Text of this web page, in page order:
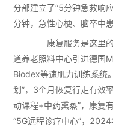
分部建立了“5分钟急救响
分钟，急性心梗、脑卒中
康复服务是这里的
道养老照料中心引进德国
Biodex等速肌力训练系统
划”，3个月恢复行走有效
动课程+中药熏蒸”，康复
“5G远程诊疗中心”，